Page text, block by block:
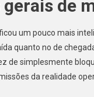
de
um pouco mais
quanto no de
de simplesmente
da realidade